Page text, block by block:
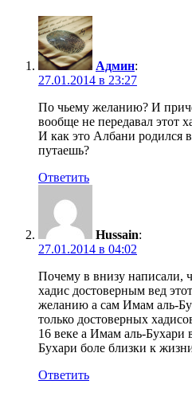
Админ:
27.01.2014 в 23:27
По чьему желанию? И
вообще не передавал этот
И как это Албани родился
путаешь?
Ответить
Hussain:
27.01.2014 в 04:02
Почему в внизу написали,
хадис достоверным вед
желанию а сам Имам аль-
только достоверных
16 веке а Имам аль-Бухари
Бухари боле близки к
Ответить